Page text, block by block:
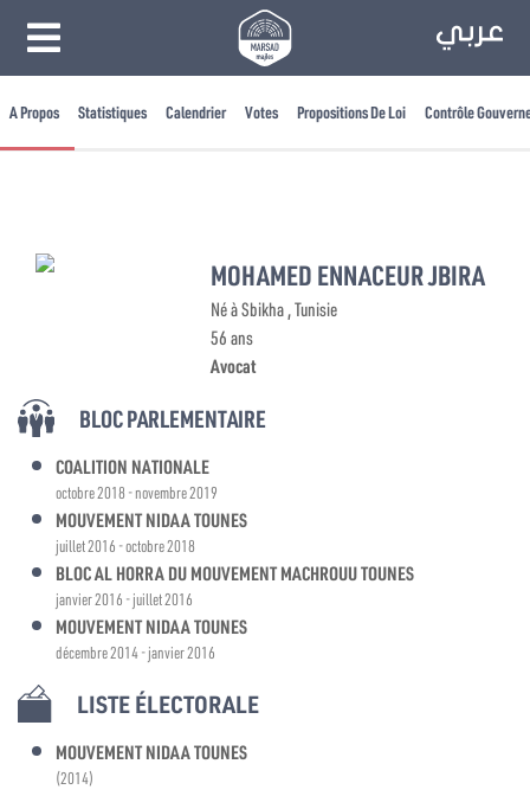
A Propos Statistiques Calendrier Votes Propositions De Loi Contrôle
MOHAMED ENNACEUR JBIRA
Né à Sbikha , Tunisie
56 ans
Avocat
BLOC PARLEMENTAIRE
COALITION NATIONALE
octobre 2018 - novembre 2019
MOUVEMENT NIDAA TOUNES
juillet 2016 - octobre 2018
BLOC AL HORRA DU MOUVEMENT MACHROUU TOUNES
janvier 2016 - juillet 2016
MOUVEMENT NIDAA TOUNES
décembre 2014 - janvier 2016
LISTE ÉLECTORALE
MOUVEMENT NIDAA TOUNES
(2014)